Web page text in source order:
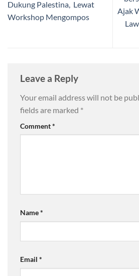
Dukung Palestina, Lewat
Workshop Mengompos
Ajak
Leave a Reply
Your email address will not be
fields are marked *
Comment*
Name*
Email *